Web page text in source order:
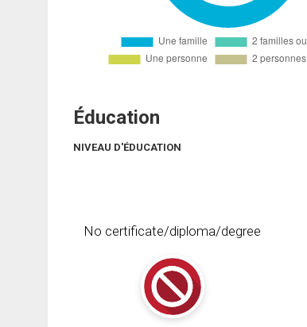
Éducation
NIVEAU D'ÉDUCATION
No certificate/diploma/degree